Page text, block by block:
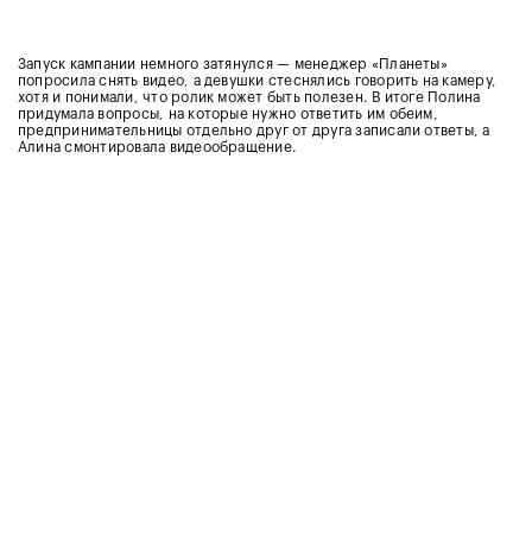
Запуск кампании немного затянулся — менеджер «Планеты»
попросила снять видео, а девушки стеснялись говорить на камеру,
хотя и понимали, что ролик может быть полезен. В итоге Полина
придумала вопросы, на которые нужно ответить им обеим,
предпринимательницы отдельно друг от друга записали ответы, а
Алина смонтировала видеообращение.